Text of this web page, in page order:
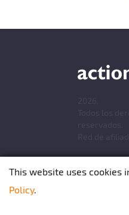
2026,
Todos los
reservados.
Red de
This website uses cookies
Policy.